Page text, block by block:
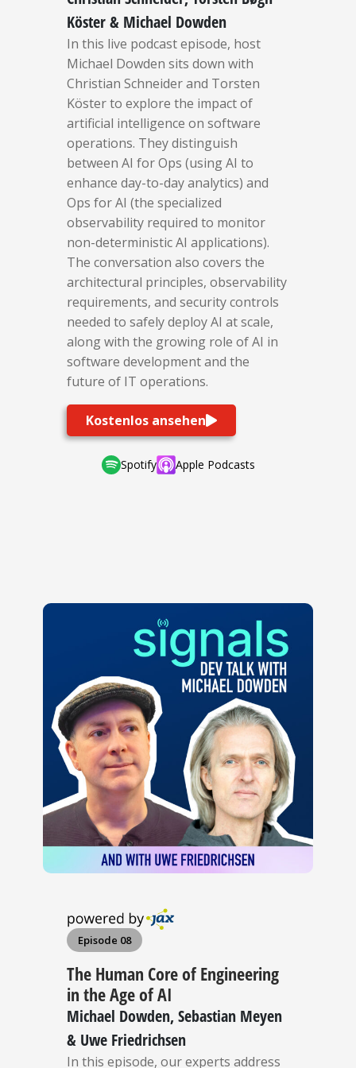
Köster & Michael Dowden
In this live podcast episode, host
Michael Dowden sits down with
Christian Schneider and Torsten
Köster to explore the impact of
artificial intelligence on software
operations. They distinguish
between AI for Ops (using AI to
enhance day-to-day analytics) and
Ops for AI (the specialized
observability required to monitor
non-deterministic AI applications).
The conversation also covers the
architectural principles, observability
requirements, and security controls
needed to safely deploy AI at scale,
along with the growing role of AI in
software development and the
future of IT operations.
Kostenlos ansehen
Spotify Apple Podcasts
Episode 08
The Human Core of Engineering
in the Age of AI
Michael Dowden, Sebastian Meyen
& Uwe Friedrichsen
In this episode, our experts address